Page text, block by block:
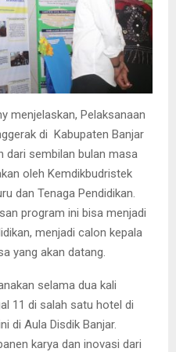
menjelaskan, Pelaksanaan
di Kabupaten Banjar
dari sembilan bulan masa
oleh Kemdikbudristek
dan Tenaga Pendidikan.
program ini bisa menjadi
menjadi calon kepala
yang akan datang.
selama dua kali
11 di salah satu hotel di
di Aula Disdik Banjar.
karya dan inovasi dari